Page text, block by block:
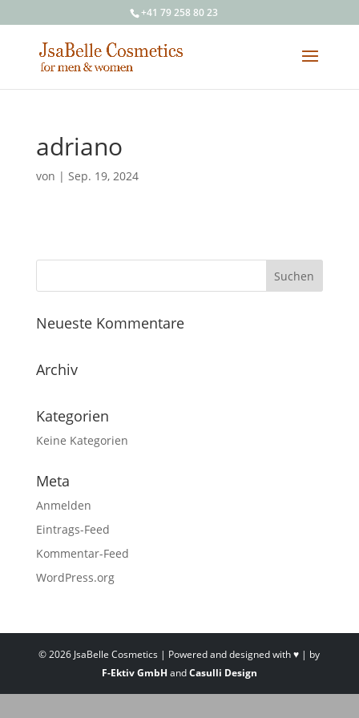
+41 79 258 80 23
adriano
von | Sep. 19, 2024
Neueste Kommentare
Archiv
Kategorien
Keine Kategorien
Meta
Anmelden
Eintrags-Feed
Kommentar-Feed
WordPress.org
©2026 JsaBelle Cosmetics | Powered and designed with ♥ | by
F-Ektiv GmbH andCasulli Design